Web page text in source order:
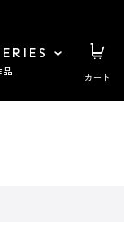
品 カート